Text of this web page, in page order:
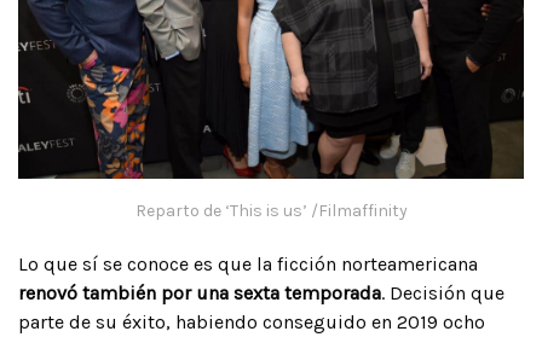
Reparto de ‘This is us’ /Filmaffinity
Lo que sí se conoce es que la ficción norteamericana
renovó también por una sexta temporada. Decisión que
parte de su éxito, habiendo conseguido en 2019 ocho